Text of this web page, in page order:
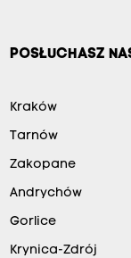
POSŁUCHASZ
Kraków
Tarnów
Zakopane
Andrychów
Gorlice
Krynica-Zdrój